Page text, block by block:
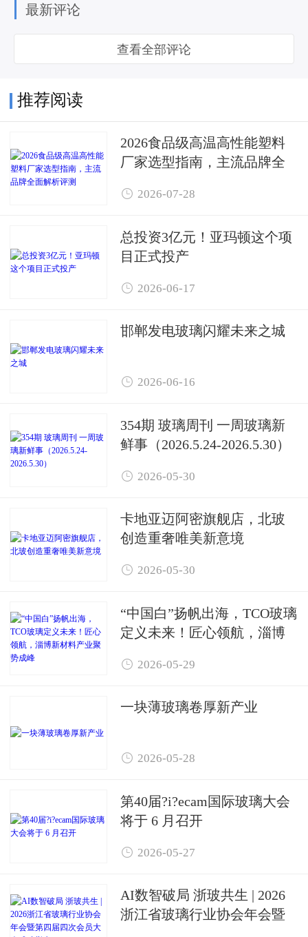
最新评论
查看全部评论
推荐阅读
2026食品级高温高性能塑料
厂家选型指南，主流品牌全
 2026-07-28
总投资3亿元！亚玛顿这个项
目正式投产
 2026-06-17
邯郸发电玻璃闪耀未来之城
 2026-06-16
354期 玻璃周刊 一周玻璃新
鲜事（2026.5.24-2026.5.30）
 2026-05-30
卡地亚迈阿密旗舰店，北玻
创造重奢唯美新意境
 2026-05-30
“中国白”扬帆出海，TCO玻璃
定义未来！匠心领航，淄博
 2026-05-29
一块薄玻璃卷厚新产业
 2026-05-28
第40届?i?ecam国际玻璃大会
将于 6 月召开
 2026-05-27
AI数智破局 浙玻共生 | 2026
浙江省玻璃行业协会年会暨